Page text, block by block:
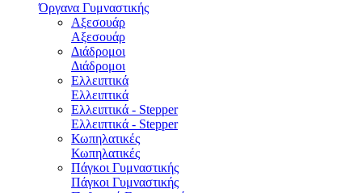
Όργανα Γυμναστικής
Αξεσουάρ
Αξεσουάρ
Διάδρομοι
Διάδρομοι
Ελλειπτικά
Ελλειπτικά
Ελλειπτικά - Stepper
Ελλειπτικά - Stepper
Κωπηλατικές
Κωπηλατικές
Πάγκοι Γυμναστικής
Πάγκοι Γυμναστικής